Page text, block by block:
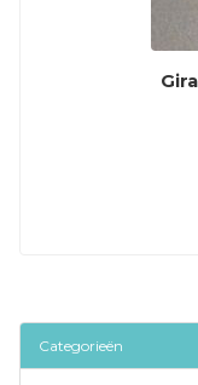
Categorieën